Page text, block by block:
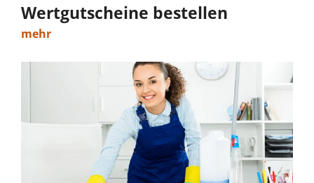
Wertgutscheine bestellen
mehr